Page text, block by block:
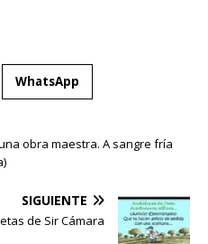
WhatsApp
obra maestra. A sangre fría
SIGUIENTE
de Sir Cámara